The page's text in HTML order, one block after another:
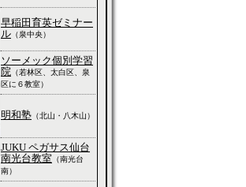
早稲田育英ゼミナー
ル （泉中央）
ソーメック個別学習
院 （若林区、太白区、泉
区に６教室）
明和塾 （北山・八木山）
JUKU ペガサス仙台
南光台教室 （南光台
南）